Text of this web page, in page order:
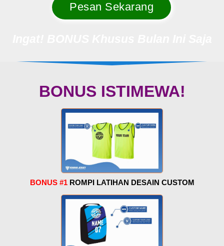
Pesan Sekarang
BONUS ISTIMEWA!
BONUS #1ROMPI LATIHAN DESAIN CUSTOM